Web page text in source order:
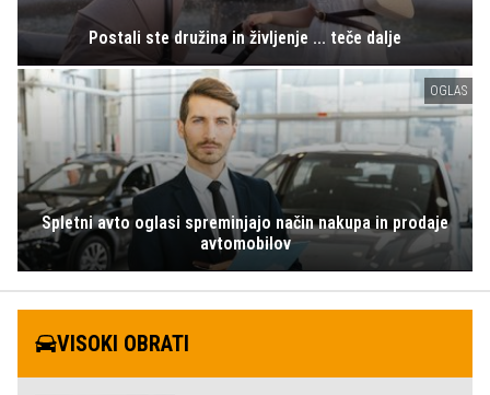
Postali ste družina in življenje ... teče dalje
OGLAS
Spletni avto oglasi spreminjajo način nakupa in prodaje
avtomobilov
VISOKI OBRATI